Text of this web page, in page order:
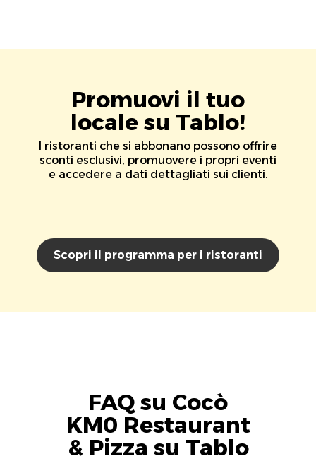
Promuovi il tuo
locale su Tablo!
I ristoranti che si abbonano possono offrire
sconti esclusivi, promuovere i propri eventi
e accedere a dati dettagliati sui clienti.
Scopri il programma per i ristoranti
FAQ su Cocò
KM0 Restaurant
& Pizza su Tablo